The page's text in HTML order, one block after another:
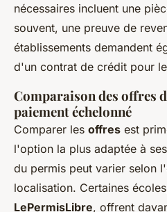
nécessaires incluent une
souvent, une preuve de
établissements demandent
d'un contrat de crédit pour
Comparaison des offres
paiement échelonné
Comparer les offres est
l'option la plus adaptée à
du permis peut varier selon
localisation. Certaines
LePermisLibre, offrent